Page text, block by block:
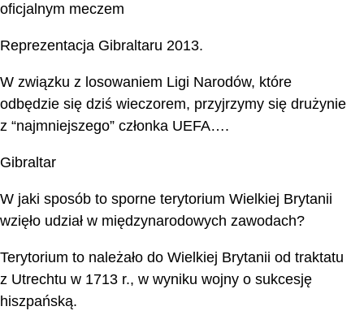
oficjalnym meczem
Reprezentacja Gibraltaru 2013.
W związku z losowaniem Ligi Narodów, które
odbędzie się dziś wieczorem, przyjrzymy się drużynie
z “najmniejszego” członka UEFA….
Gibraltar
W jaki sposób to sporne terytorium Wielkiej Brytanii
wzięło udział w międzynarodowych zawodach?
Terytorium to należało do Wielkiej Brytanii od traktatu
z Utrechtu w 1713 r., w wyniku wojny o sukcesję
hiszpańską.